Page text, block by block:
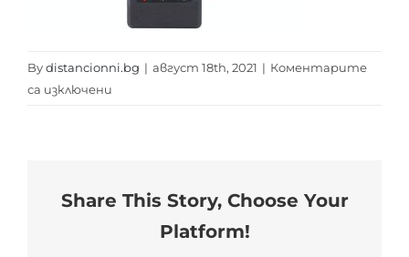
Bydistancionni.bg | август 18th, 2021 | Коментарите
са изключени
Share This Story, Choose Your
Platform!